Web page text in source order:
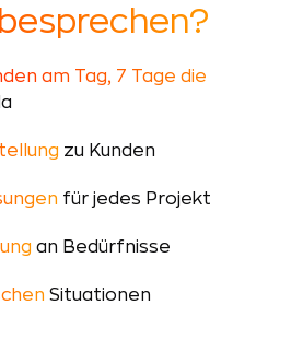
am Tag, 7 Tage die
zu Kunden
für jedes Projekt
an Bedürfnisse
Situationen